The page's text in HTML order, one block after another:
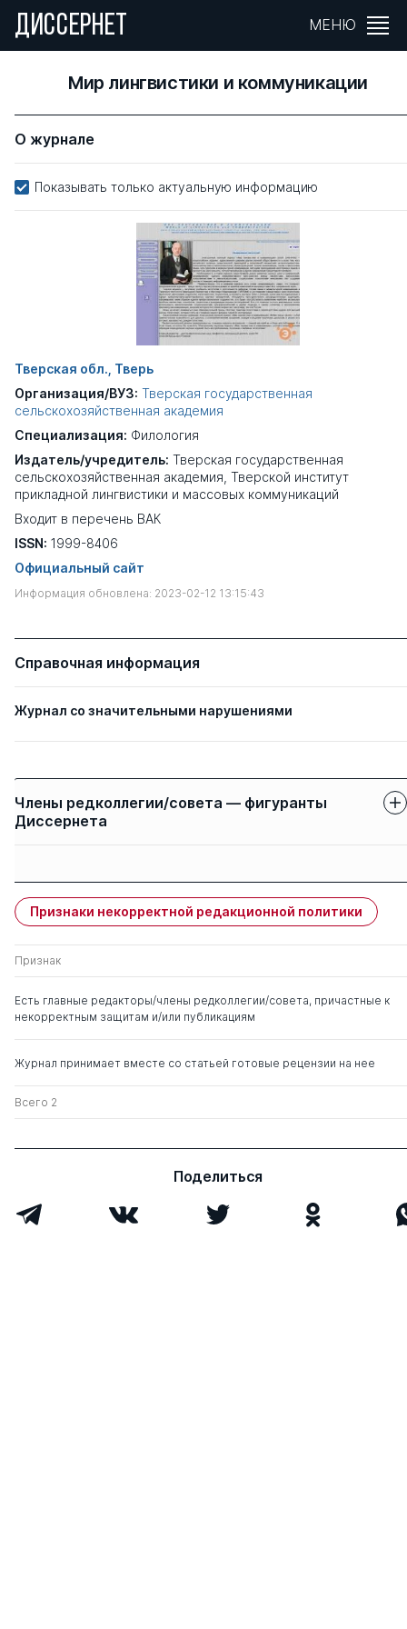
ДИССЕРНЕТ МЕНЮ
Мир лингвистики и коммуникации
О журнале
Показывать только актуальную информацию
Тверская обл., Тверь
Организация/ВУЗ: Тверская государственная
сельскохозяйственная академия
Специализация: Филология
Издатель/учредитель: Тверская государственная
сельскохозяйственная академия, Тверской институт
прикладной лингвистики и массовых коммуникаций
Входит в перечень ВАК
ISSN: 1999-8406
Официальный сайт
Информация обновлена: 2023-02-12 13:15:43
Справочная информация
Журнал со значительными нарушениями
Члены редколлегии/совета — фигуранты
Диссернета
Тарасов Евгений
Федорович
д. филол.н. 0 2
Абрамович
Иванович
Признаки некорректной редакционной политики
Признак
Есть главные редакторы/члены редколлегии/совета, причастные к
некорректным защитам и/или публикациям
Журнал принимает вместе со статьей готовые рецензии на нее
Всего 2
Поделиться